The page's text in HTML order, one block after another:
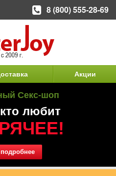
Акции
Секс-шоп
любит
подробнее
8 (800) 555-28-69